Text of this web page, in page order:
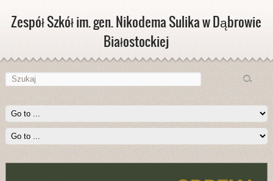
Zespół Szkół im. gen. Nikodema Sulika w Dąbrowie
Białostockiej